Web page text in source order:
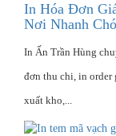
In Hóa Đơn
Nơi Nhanh
In Ấn Trần Hùng
đơn thu chi, in order
xuất kho,...